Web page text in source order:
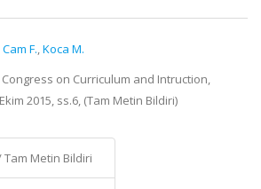
Cam F.,Koca M.
on Curriculum and Intruction,
2015, ss.6, (Tam Metin Bildiri)
Tam Metin Bildiri